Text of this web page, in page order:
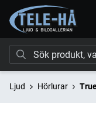
Ljud Hörlurar